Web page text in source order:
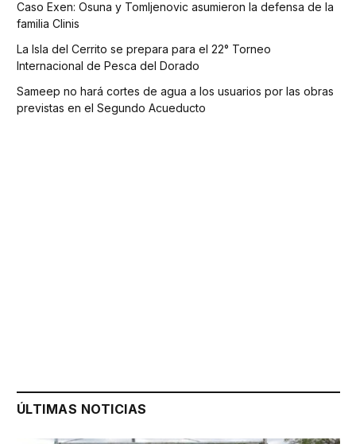
Caso Exen: Osuna y Tomljenovic asumieron la defensa de la
familia Clinis
La Isla del Cerrito se prepara para el 22° Torneo
Internacional de Pesca del Dorado
Sameep no hará cortes de agua a los usuarios por las obras
previstas en el Segundo Acueducto
ÚLTIMAS NOTICIAS